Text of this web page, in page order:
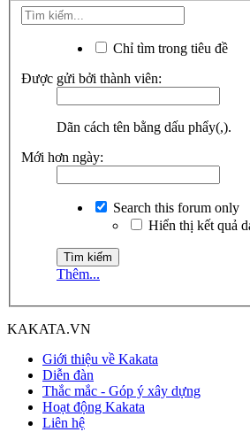
Chỉ tìm trong tiêu đề
Được gửi bởi thành viên:
Dãn cách tên bằng dấu phẩy(,).
Mới hơn ngày:
Search this forum only
Hiển thị kết quả
Thêm...
KAKATA.VN
Giới thiệu về Kakata
Diễn đàn
Thắc mắc - Góp ý xây dựng
Hoạt động Kakata
Liên hệ